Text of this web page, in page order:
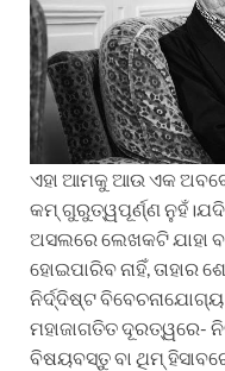
ଏହା ଆମକୁ ଆଉ ଏକ
କମ୍ ଗୁରୁତ୍ୱପୂର୍ଣ୍ଣ
ଅସଲରେ ଲେଖକଟି ଯାହା
ହୋଇପାରିବ ନାହିଁ, ତାହାର
ନିର୍ଦ୍ଦିଷ୍ଟ
ମହାଜାଗତିତ ଦୂରତ୍ୱରେ-
ବିଷୟବସ୍ତୁ ବା ଥିମ୍